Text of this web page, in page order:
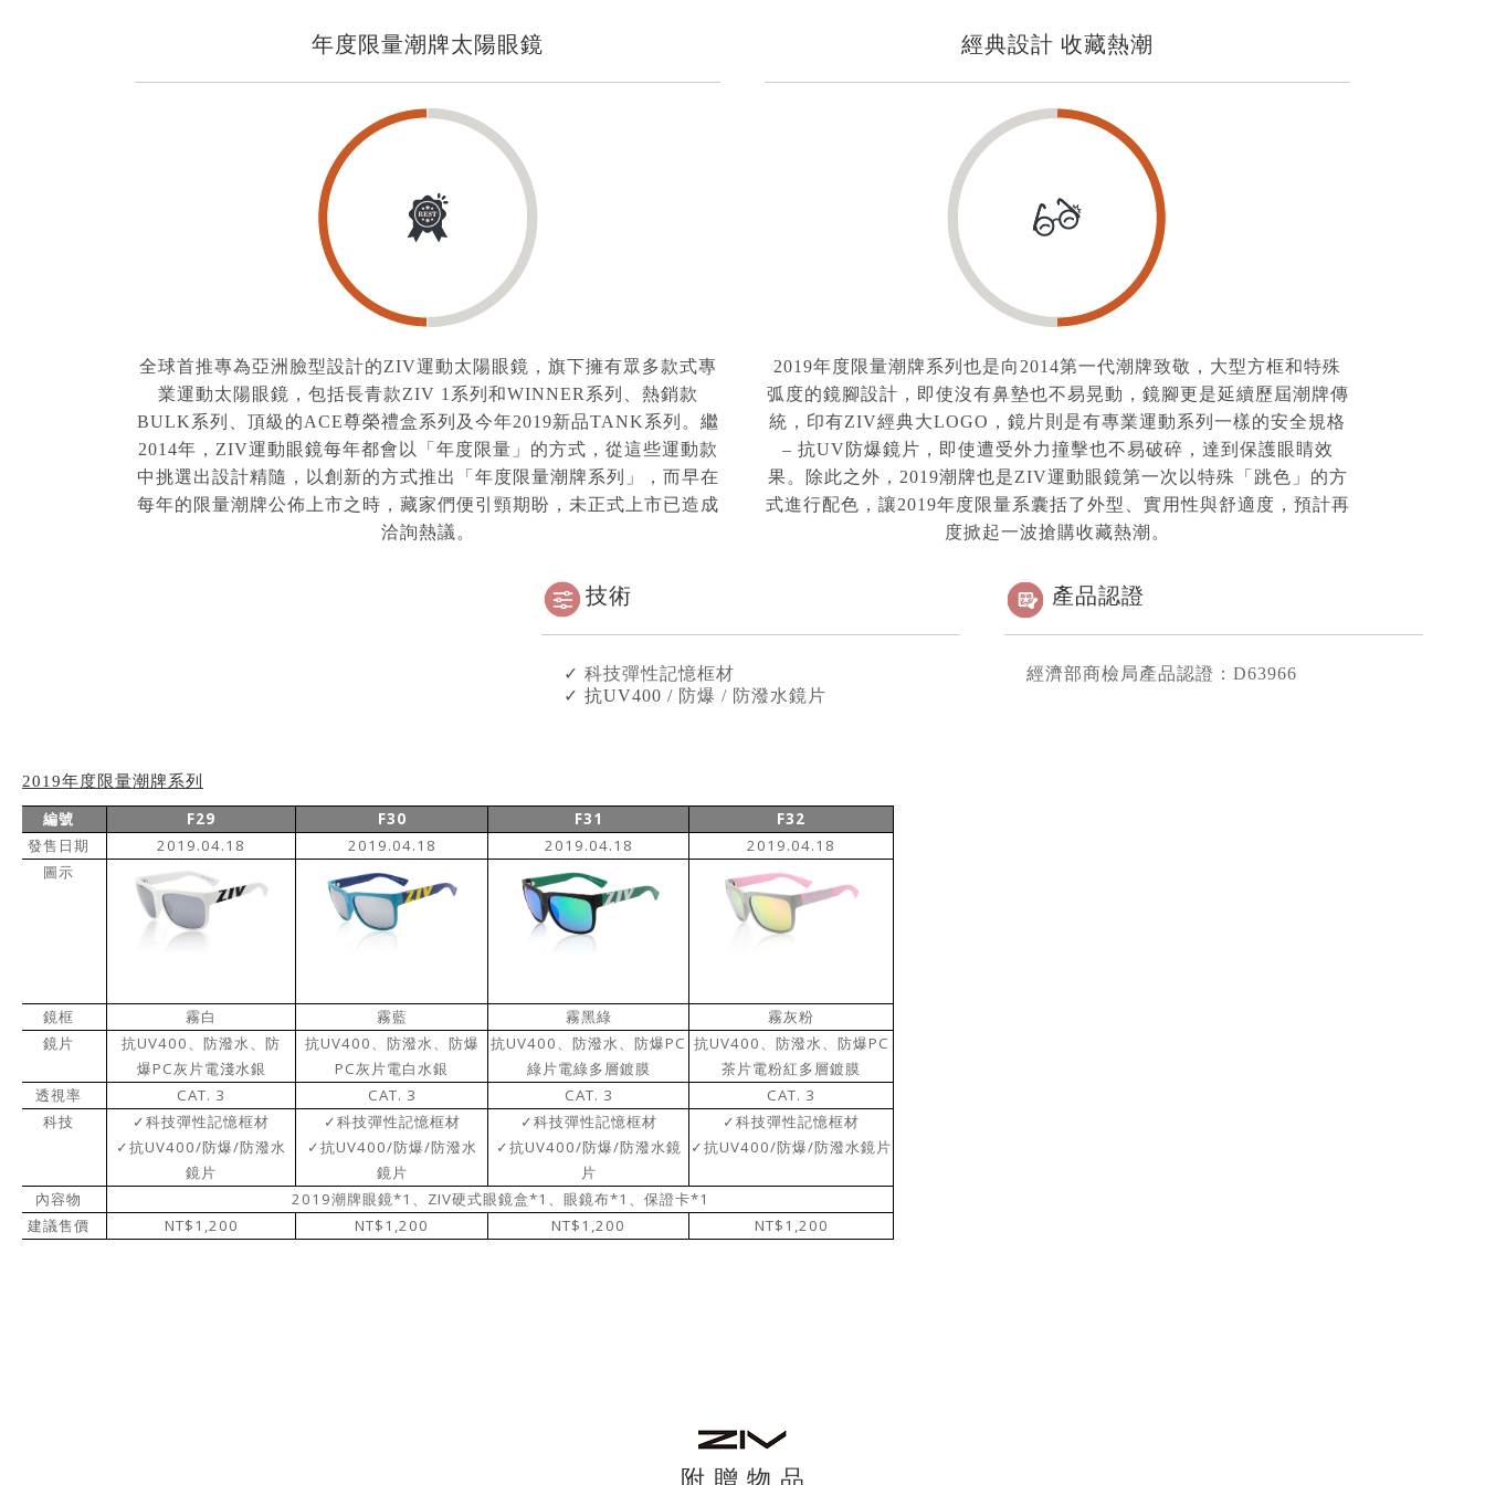
年度限量潮牌太陽眼鏡
全球首推專為亞洲臉型設計的ZIV運動太陽眼鏡，旗下擁有眾多款式專
業運動太陽眼鏡，包括長青款ZIV 1系列和WINNER系列、熱銷款
BULK系列、頂級的ACE尊榮禮盒系列及今年2019新品TANK系列。繼
2014年，ZIV運動眼鏡每年都會以「年度限量」的方式，從這些運動款
中挑選出設計精隨，以創新的方式推出「年度限量潮牌系列」，而早在
每年的限量潮牌公佈上市之時，藏家們便引頸期盼，未正式上市已造成
洽詢熱議。
經典設計 收藏熱潮
2019年度限量潮牌系列也是向2014第一代潮牌致敬，大型方框和特殊
弧度的鏡腳設計，即使沒有鼻墊也不易晃動，鏡腳更是延續歷屆潮牌傳
統，印有ZIV經典大LOGO，鏡片則是有專業運動系列一樣的安全規格
– 抗UV防爆鏡片，即使遭受外力撞擊也不易破碎，達到保護眼睛效
果。除此之外，2019潮牌也是ZIV運動眼鏡第一次以特殊「跳色」的方
式進行配色，讓2019年度限量系囊括了外型、實用性與舒適度，預計再
度掀起一波搶購收藏熱潮。
技術
✓ 科技彈性記憶框材
✓ 抗UV400 / 防爆 / 防潑水鏡片
產品認證
經濟部商檢局產品認證：D63966
2019年度限量潮牌系列
編號 F29 F30 F31 F32
發售日期 2019.04.18 2019.04.18 2019.04.18 2019.04.18
圖示
鏡框 霧白 霧藍 霧黑綠
霧灰粉
鏡片
抗UV400
、防潑水、防
爆PC 灰片電淺水銀
抗UV400 、防潑水、防爆
PC 灰片電白水銀
抗UV400 、防潑水、防爆PC
綠片電綠多層鍍膜
抗UV400 防潑水、防爆PC
茶片電粉紅多層鍍膜
透視率
CAT. 3 CAT. 3 CAT. 3 CAT. 3
科技 ✓科技彈性記憶框材
✓抗UV400/防爆/防潑水
鏡片
✓ 科技彈性記憶框材
✓ 抗UV400/防爆/防潑水
鏡片
✓ 科技彈性記憶框材
✓ 抗UV400/防爆/防潑水鏡
片
✓科技彈性記憶框材
✓抗UV400/防爆/防潑水鏡片
內容物 2019潮牌眼鏡*1 ZIV硬式眼鏡盒*1 、眼鏡布*1 、保證卡*1
建議售價 NT$1,200 NT$1,200 NT$1,200 NT$1,200
附 贈 物 品